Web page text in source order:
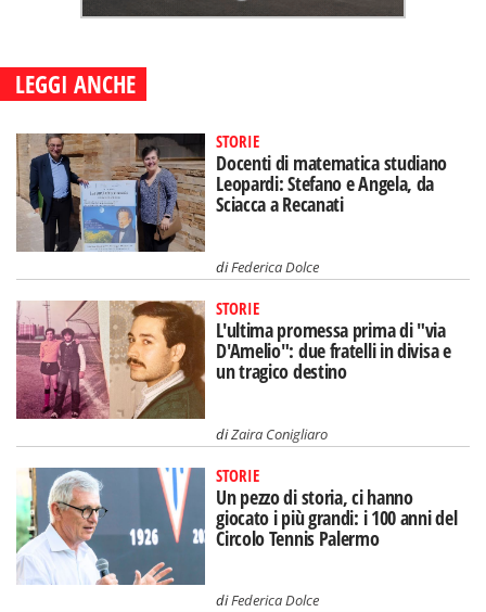
LEGGI ANCHE
STORIE
Docenti di matematica studiano
Leopardi: Stefano e Angela, da
Sciacca a Recanati
diFederica Dolce
STORIE
L'ultima promessa prima di "via
D'Amelio": due fratelli in divisa e
un tragico destino
diZaira Conigliaro
STORIE
Un pezzo di storia, ci hanno
giocato i più grandi: i 100 anni del
Circolo Tennis Palermo
diFederica Dolce